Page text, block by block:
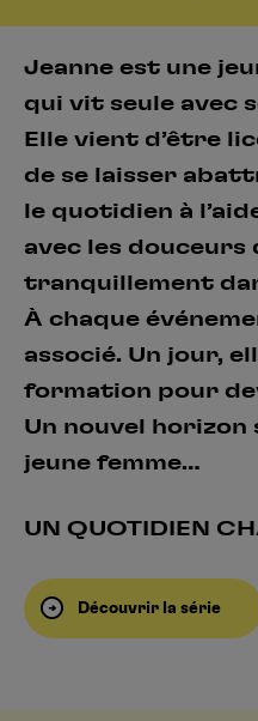
Jeanne est une
qui vit seule avec
Elle vient d’être
de se laisser
le quotidien à
avec les douceurs
tranquillement
À chaque
associé. Un jour,
formation pour
Un nouvel horizon
jeune femme…
UN QUOTIDIEN
Découvrir la série